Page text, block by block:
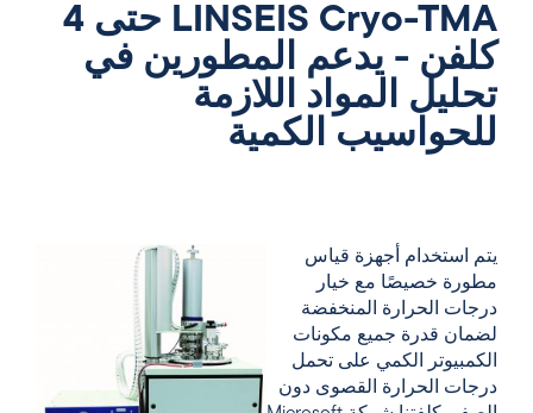
LINSEIS Cryo-TMA حتى 4
كلفن - يدعم المطورين في
تحليل المواد اللازمة
للحواسيب الكمية
يتم استخدام أجهزة قياس
مطورة خصيصًا مع خيار
درجات الحرارة المنخفضة
لضمان قدرة جميع مكونات
الكمبيوتر الكمي على تحمل
درجات الحرارة القصوى دون